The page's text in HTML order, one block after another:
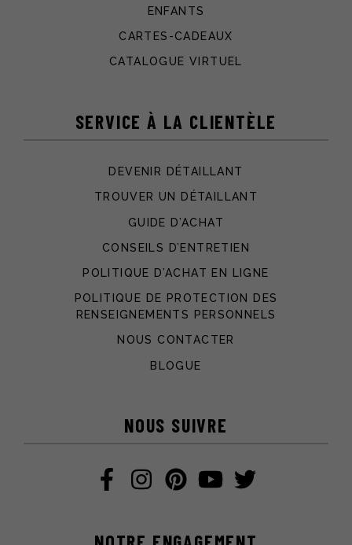
ENFANTS
CARTES-CADEAUX
CATALOGUE VIRTUEL
SERVICE À LA CLIENTÈLE
DEVENIR DÉTAILLANT
TROUVER UN DÉTAILLANT
GUIDE D’ACHAT
CONSEILS D’ENTRETIEN
POLITIQUE D’ACHAT EN LIGNE
POLITIQUE DE PROTECTION DES
RENSEIGNEMENTS PERSONNELS
NOUS CONTACTER
BLOGUE
NOUS SUIVRE